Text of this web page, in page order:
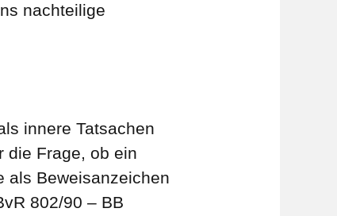
nachteilige
innere Tatsachen
die Frage, ob ein
als Beweisanzeichen
802/90 – BB